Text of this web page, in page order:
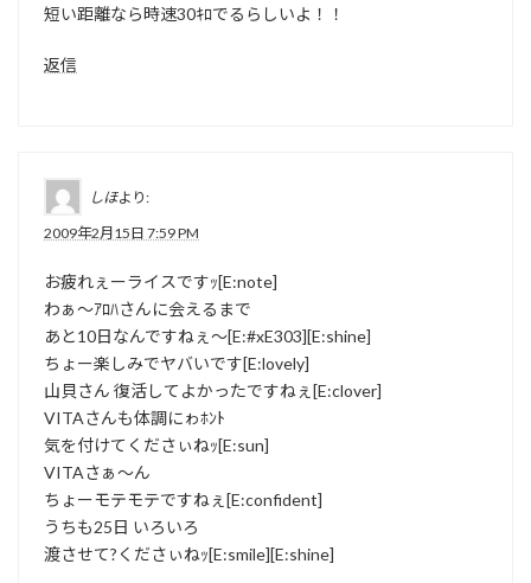
短い距離なら時速30ｷﾛでるらしいよ！！
返信
しほより:
2009年2月15日 7:59 PM
お疲れぇーライスですｯ[E:note]
わぁ～ｱﾛﾊさんに会えるまで
あと10日なんですねぇ～[E:#xE303][E:shine]
ちょー楽しみでヤバいです[E:lovely]
山貝さん 復活してよかったですねぇ[E:clover]
VITAさんも体調にゎﾎﾝﾄ
気を付けてくださぃねｯ[E:sun]
VITAさぁ～ん
ちょーモテモテですねぇ[E:confident]
うちも25日 いろいろ
渡させて?くださぃねｯ[E:smile][E:shine]